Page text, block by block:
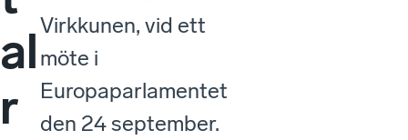
al
r
Virkkunen, vid ett
möte i
Europaparlamentet
den 24 september.